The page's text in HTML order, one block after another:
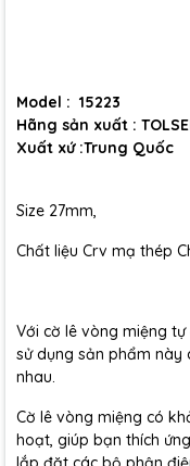
Model : 15223
Hãng sản xuất :
Xuất xứ :Trung Quốc
Size 27mm,
Chất liệu Crv mạ thép
Với cờ lê vòng miệng tự
sử dụng sản phẩm này
nhau.
Cờ lê vòng miệng có
hoạt, giúp bạn thích